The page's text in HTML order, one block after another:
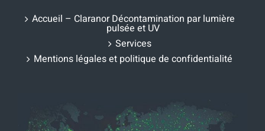
Accueil – Claranor Décontamination par lumière
pulsée et UV
Services
Mentions légales et politique de confidentialité